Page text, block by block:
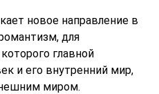
новое направление в
для
главной
и его внутренний мир,
миром.